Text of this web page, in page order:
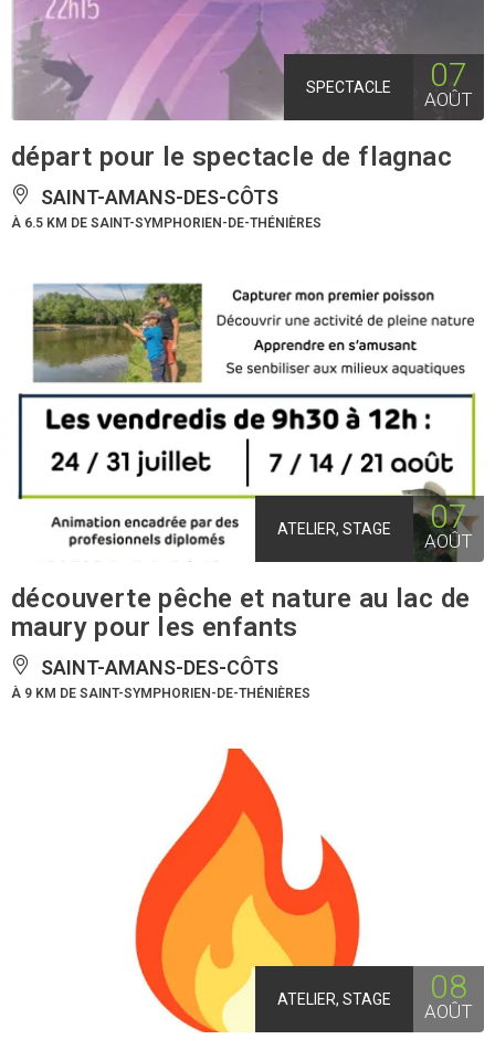
SPECTACLE 07
AOÛT
départ pour le spectacle de flagnac
SAINT-AMANS-DES-CÔTS
À 6.5 KM DE SAINT-SYMPHORIEN-DE-THÉNIÈRES
ATELIER, STAGE 07
AOÛT
découverte pêche et nature au lac de
maury pour les enfants
SAINT-AMANS-DES-CÔTS
À 9 KM DE SAINT-SYMPHORIEN-DE-THÉNIÈRES
ATELIER, STAGE 08
AOÛT